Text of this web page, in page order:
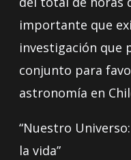
importante que
investigación que
conjunto para
astronomía en
“Nuestro
la vida”